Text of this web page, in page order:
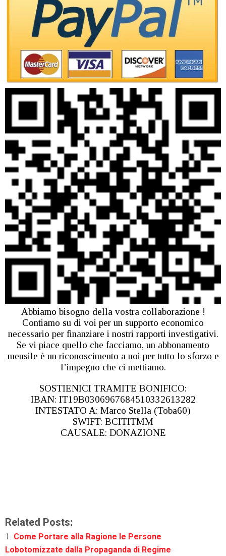
Abbiamo bisogno della vostra collaborazione !
Contiamo su di voi per un supporto economico
necessario per finanziare i nostri rapporti investigativi.
Se vi piace quello che facciamo, un abbonamento
mensile è un riconoscimento a noi per tutto lo sforzo e
l’impegno che ci mettiamo.
SOSTIENICI TRAMITE BONIFICO:
IBAN: IT19B0306967684510332613282
INTESTATO A: Marco Stella (Toba60)
SWIFT: BCITITMM
CAUSALE: DONAZIONE
Related Posts:
Come Portare alla Ragione le Persone
Lobotomizzate dalla Propaganda di Regime